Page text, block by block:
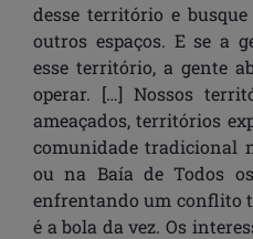
desse território e
outros espaços. E se a
esse território, a gente
operar. […] Nossos
ameaçados, territórios
comunidade tradicional
ou na Baía de Todos
enfrentando um conflito
é a bola da vez. Os